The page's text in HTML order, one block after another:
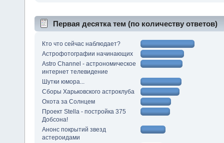
Первая десятка тем (по количеству ответов)
Кто что сейчас наблюдает?
Астрофотографии начинающих
Astro Channel - астрономическое
интернет телевидение
Шутки юмора...
Сборы Харьковского астроклуба
Охота за Солнцем
Проект Stella - постройка 375
Добсона!
Анонс покрытий звезд
астероидами